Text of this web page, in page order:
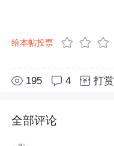
给本帖投票
195 4 打赏
全部评论